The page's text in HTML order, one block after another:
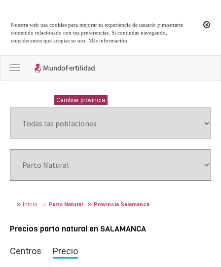
Nuestra web usa cookies para mejorar tu experiencia de usuario y mostrarte
contenido relacionado con tus preferencias. Si continúas navegando,
consideramos que aceptas su uso.Más información
Toggle navigation
Cambiar provincia
Inicio Parto Natural Provincia Salamanca
Precios parto natural en SALAMANCA
Centros Precio